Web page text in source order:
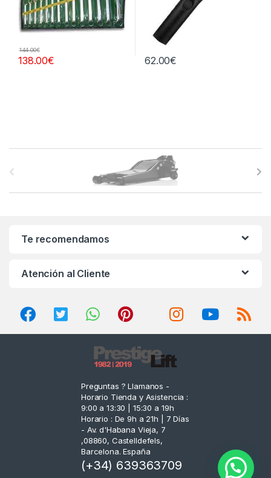
138.00€
144.00€
62.00€
a
Te recomendamos
Atención al Cliente
Preguntas ? Llamanos -
Horario Tienda y Asistencia :
9:00 a 13:30 | 15:30 a 19h
Horario : De 9h a 21h | 7 Días
- Av. d'Habana Vieja, 7
,08860, Castelldefels,
Barcelona. España
(+34) 639363709